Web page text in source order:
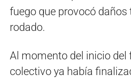
fuego que provocó daños
rodado.
Al momento del inicio del
colectivo ya había